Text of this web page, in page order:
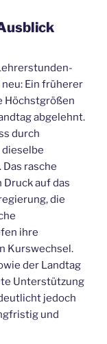
Ein früherer
Höchstgrößen
abgelehnt.
durch
rasche
auf das
die
ihre
Kurswechsel.
der Landtag
Unterstützung
jedoch
und